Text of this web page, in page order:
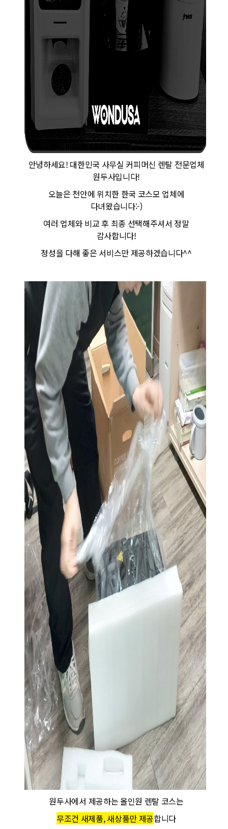
안녕하세요! 대한민국 사무실 커피머신 렌탈 전문업체
원두사입니다!
오늘은 천안에 위치한 한국 코스모 업체에
다녀왔습니다:-)
여러 업체와 비교 후 최종 선택해주셔서 정말
감사합니다!
정성을 다해 좋은 서비스만 제공하겠습니다^^
원두사에서 제공하는 올인원 렌탈 코스는
무조건 새제품, 새상품만 제공합니다